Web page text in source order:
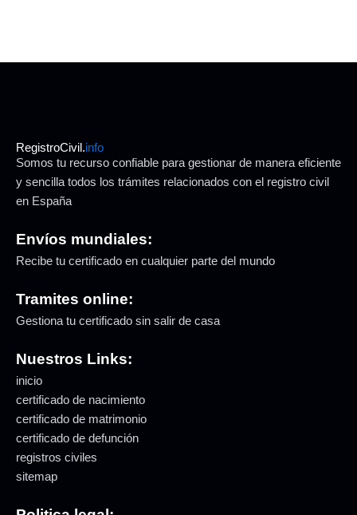
RegistroCivil.info
Somos tu recurso confiable para gestionar de manera eficiente
y sencilla todos los trámites relacionados con el registro civil
en España
Envíos mundiales:
Recibe tu certificado en cualquier parte del mundo
Tramites online:
Gestiona tu certificado sin salir de casa
Nuestros Links:
inicio
certificado de nacimiento
certificado de matrimonio
certificado de defunción
registros civiles
sitemap